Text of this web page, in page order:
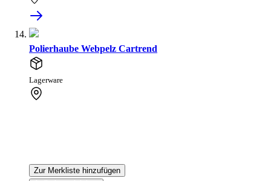
Polierhaube Webpelz Cartrend
Lagerware
Zur Merkliste hinzufügen